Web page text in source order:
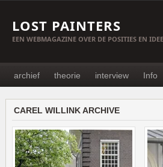
LOST PAINTERS
EEN WEBMAGAZINE OVER DE POSITIES EN
archief theorie interview Info
CAREL WILLINK ARCHIVE